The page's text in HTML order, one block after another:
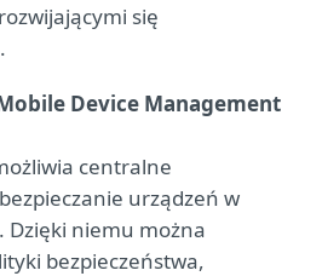
się
Device Management
centralne
urządzeń w
Dzięki niemu można
bezpieczeństwa,